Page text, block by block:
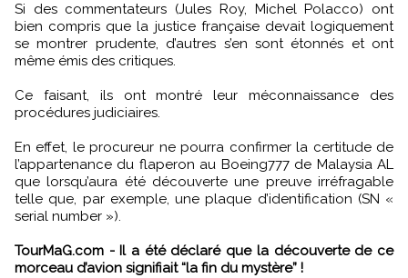
Si des commentateurs (Jules Roy, Michel Polacco) ont
bien compris que la justice française devait logiquement
se montrer prudente, d’autres s’en sont étonnés et ont
même émis des critiques.
Ce faisant, ils ont montré leur méconnaissance des
procédures judiciaires.
En effet, le procureur ne pourra confirmer la certitude de
l’appartenance du flaperon au Boeing777 de Malaysia AL
que lorsqu’aura été découverte une preuve irréfragable
telle que, par exemple, une plaque d’identification (SN «
serial number »).
TourMaG.com - Il a été déclaré que la découverte de ce
morceau d’avion signifiait “la fin du mystère” !